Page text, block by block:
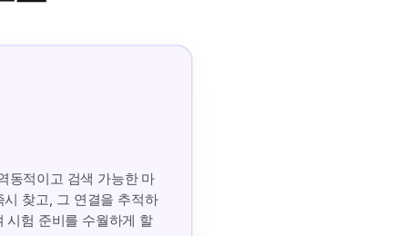
동적이고 검색 가능한 마
찾고, 그 연결을 추적하
시험 준비를 수월하게 할